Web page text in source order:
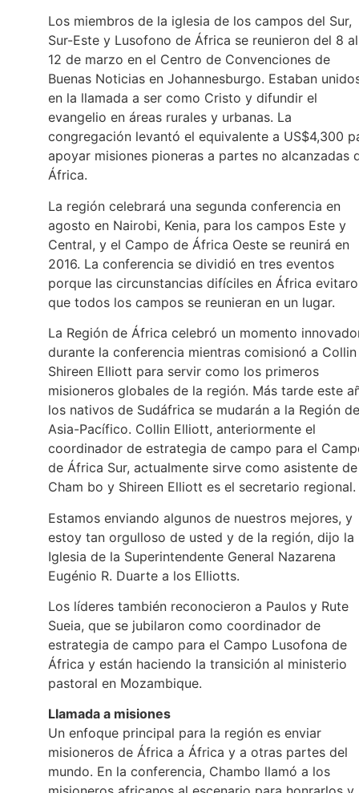
Los miembros de la iglesia de los campos del Sur,
Sur-Este y Lusofono de África se reunieron del 8 al
12 de marzo en el Centro de Convenciones de
Buenas Noticias en Johannesburgo. Estaban
en la llamada a ser como Cristo y difundir el
evangelio en áreas rurales y urbanas. La
congregación levantó el equivalente a US$4,300
apoyar misiones pioneras a partes no alcanzadas
África.
La región celebrará una segunda conferencia en
agosto en Nairobi, Kenia, para los campos Este y
Central, y el Campo de África Oeste se reunirá en
2016. La conferencia se dividió en tres eventos
porque las circunstancias difíciles en África
que todos los campos se reunieran en un lugar.
La Región de África celebró un momento
durante la conferencia mientras comisionó a
Shireen Elliott para servir como los primeros
misioneros globales de la región. Más tarde este
los nativos de Sudáfrica se mudarán a la Región de
Asia-Pacífico. Collin Elliott, anteriormente el
coordinador de estrategia de campo para el
de África Sur, actualmente sirve como asistente de
Cham bo y Shireen Elliott es el secretario regional.
Estamos enviando algunos de nuestros mejores, y
estoy tan orgulloso de usted y de la región, dijo la
Iglesia de la Superintendente General Nazarena
Eugénio R. Duarte a los Elliotts.
Los líderes también reconocieron a Paulos y Rute
Sueia, que se jubilaron como coordinador de
estrategia de campo para el Campo Lusofona de
África y están haciendo la transición al ministerio
pastoral en Mozambique.
Llamada a misiones
Un enfoque principal para la región es enviar
misioneros de África a África y a otras partes del
mundo. En la conferencia, Chambo llamó a los